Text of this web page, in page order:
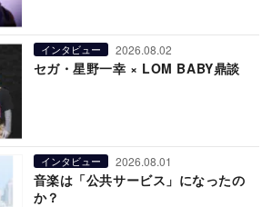
インタビュー 2026.08.02
セガ・星野一幸 × LOM BABY鼎談
インタビュー 2026.08.01
音楽は「公共サービス」になったの
か？